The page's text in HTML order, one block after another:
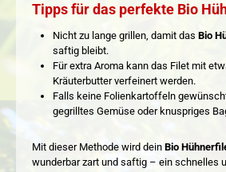
Tipps für das perfekte Bio
Nicht zu lange grillen, damit das Bio
saftig bleibt.
Für extra Aroma kann das Filet mit
Kräuterbutter verfeinert werden.
Falls keine Folienkartoffeln
gegrilltes Gemüse oder knuspriges
Mit dieser Methode wird dein Bio
wunderbar zart und saftig – ein schnelles